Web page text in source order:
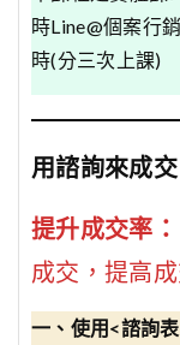
時Line@個案行
時(分三次上課)
用諮詢來成交
提升成交率：
成交，提高成
一、使用<諮詢